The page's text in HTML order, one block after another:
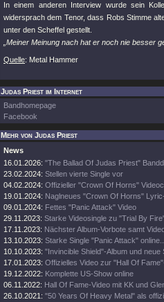
In einem anderen Interview wurde sein
widersprach dem Tenor, dass Robs Stimme
unter den Scheffel gestellt.
„Meiner Meinung nach hat er noch nie besser
Quelle: Metal Hammer
Judas Priest im Internet
Bandhomepage
Facebook
Mehr von Judas Priest
News
16.01.2026: "The Ballad Of Judas Priest"
23.02.2024: Stellen vierte Single vor
04.02.2024: Offizieller "Crown Of Horns"
19.01.2024: Naglneues "Crown Of Horns"
09.01.2024: Fettes "Panic Attack" Video
29.11.2023: Starke Videosingle zu "Trial By
17.11.2023: Nächster Album-Vorbote samt
13.10.2023: Starke Single "Panic Attack"
10.10.2023: "Invincible Shield"-Album und neue
17.01.2023: Offizielles Video zur "Hall Of
19.12.2022: Komplette US-Show online
06.11.2022: Hall Of Fame-Video mit KK und
26.10.2021: "50 Years Of Heavy Metal" als